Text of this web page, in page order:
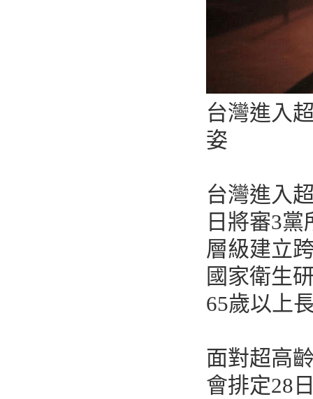
台灣進入
姿
台灣進入
日將審3黨
層級建立
國家衛生
65歲以上
面對超高
會排定28